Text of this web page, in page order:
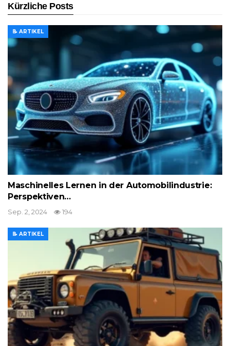
Kürzliche Posts
📝 ARTIKEL
Maschinelles Lernen in der Automobilindustrie:
Perspektiven…
Sep. 2, 2024 194
📝 ARTIKEL